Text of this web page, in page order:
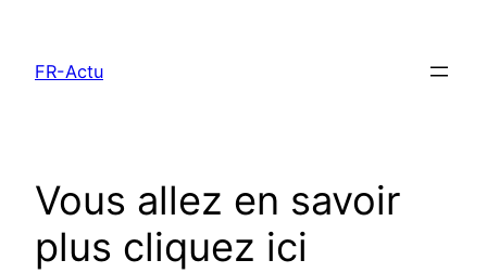
contenu
FR-Actu
Vous allez en savoir
plus cliquez ici